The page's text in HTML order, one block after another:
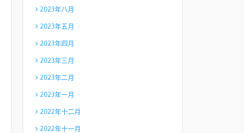
2023年八月
2023年五月
2023年四月
2023年三月
2023年二月
2023年一月
2022年十二月
2022年十一月